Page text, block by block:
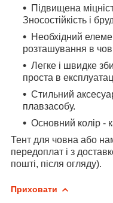
Підвищена
Зносостійкість і
Необхідний
розташування в
Легке і швидке
проста в
Стильний
плавзасобу.
Основний колір -
Тент для човна або
передоплат і з
пошті, після огляду).
Приховати